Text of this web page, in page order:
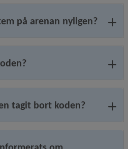
på arenan nyligen?
tagit bort koden?